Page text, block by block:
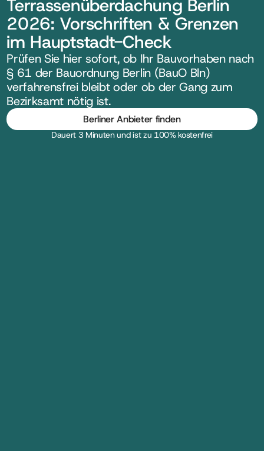
Terrassenüberdachung Berlin
2026: Vorschriften & Grenzen
im Hauptstadt-Check
Prüfen Sie hier sofort, ob Ihr Bauvorhaben nach
§ 61 der Bauordnung Berlin (BauO Bln)
verfahrensfrei bleibt oder ob der Gang zum
Bezirksamt nötig ist.
Berliner Anbieter finden
Dauert 3 Minuten und ist zu 100% kostenfrei